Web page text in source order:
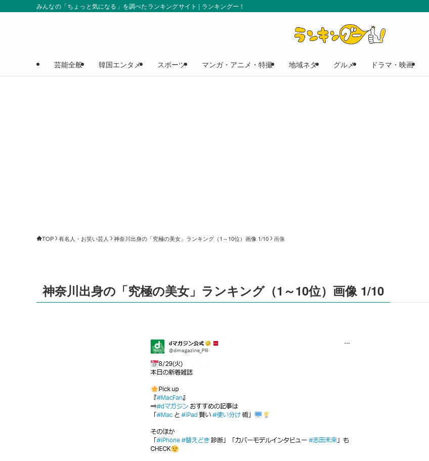
みんなの「ちょっと気になる」を調べたランキングサイト | ランキングー！
芸能全般 韓国エンタメ スポーツ マンガ・アニメ・特撮 地域ネタ グルメ ドラマ・映画
TOP 有名人・お笑い芸人 神奈川出身の「究極の美女」ランキング（1～10位）画像 1/10 画像
神奈川出身の「究極の美女」ランキング（1～10位）画像 1/10